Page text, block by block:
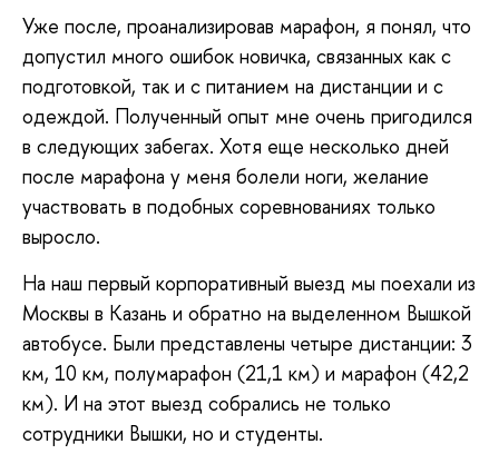
Уже после, проанализировав марафон, я понял, что
допустил много ошибок новичка, связанных как с
подготовкой, так и с питанием на дистанции и с
одеждой. Полученный опыт мне очень пригодился
в следующих забегах. Хотя еще несколько дней
после марафона у меня болели ноги, желание
участвовать в подобных соревнованиях только
выросло.
На наш первый корпоративный выезд мы поехали из
Москвы в Казань и обратно на выделенном Вышкой
автобусе. Были представлены четыре дистанции: 3
км, 10 км, полумарафон (21,1 км) и марафон (42,2
км). И на этот выезд собрались не только
сотрудники Вышки, но и студенты.